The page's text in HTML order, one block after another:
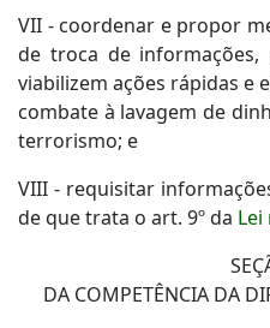
VII - coordenar e propor
de troca de
viabilizem ações rápidas e
combate à lavagem de
terrorismo; e
VIII - requisitar
de que trata o art. 9º da Lei
DA COMPETÊNCIA DA